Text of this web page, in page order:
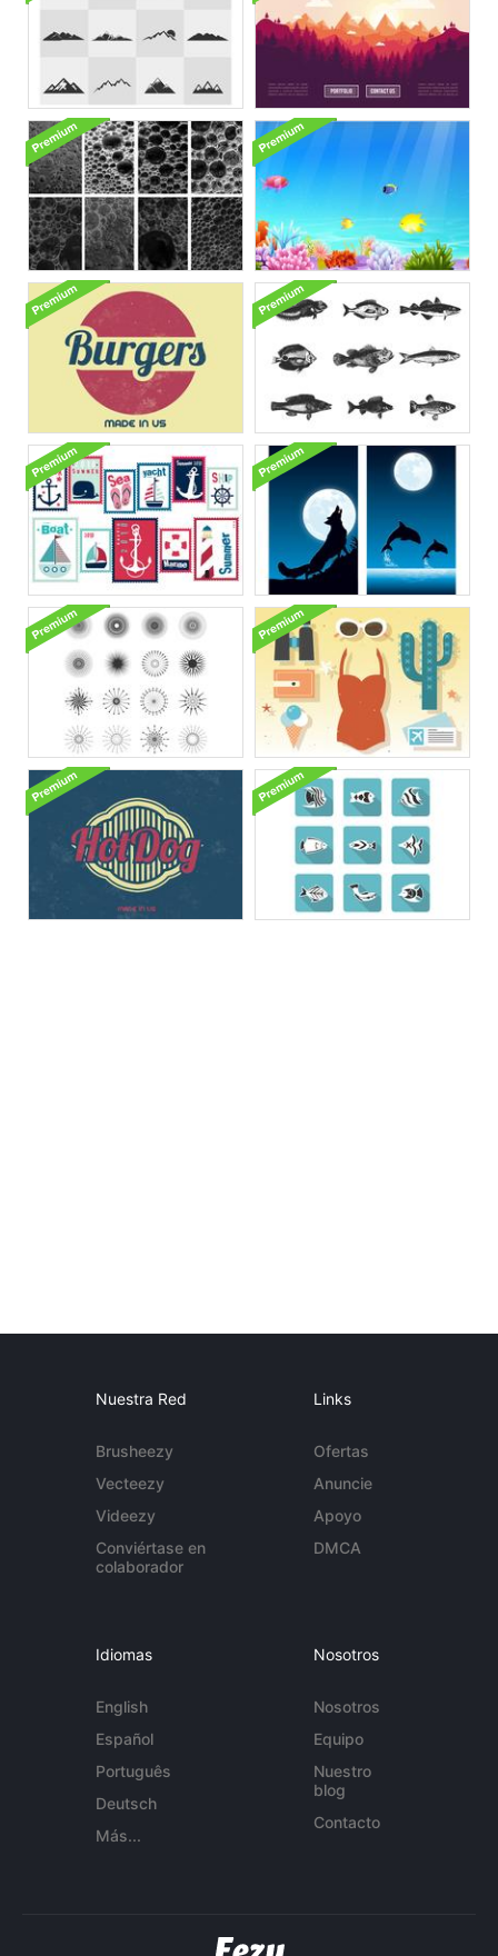
Nuestra Red
Brusheezy
Vecteezy
Videezy
Conviértase en
colaborador
Links
Ofertas
Anuncie
Apoyo
DMCA
Idiomas
English
Español
Português
Deutsch
Más...
Nosotros
Nosotros
Equipo
Nuestro
blog
Contacto